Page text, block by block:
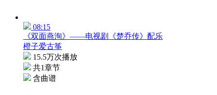
08:15
《双面燕洵》——电视剧《楚乔传》配乐
橙子爱古筝
15.5万次播放
共1章节
含曲谱